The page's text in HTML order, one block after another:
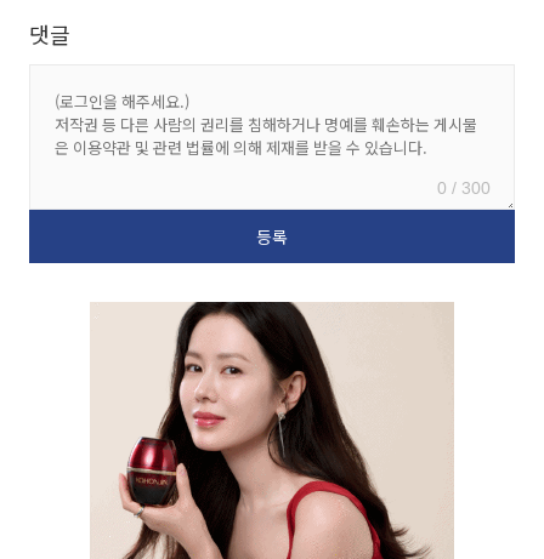
댓글
0 / 300